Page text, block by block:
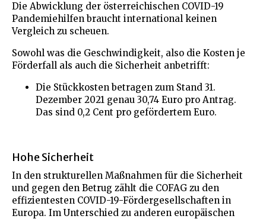
Die Abwicklung der österreichischen COVID-19
Pandemiehilfen braucht international keinen
Vergleich zu scheuen.
Sowohl was die Geschwindigkeit, also die Kosten je
Förderfall als auch die Sicherheit anbetrifft:
Die Stückkosten betragen zum Stand 31.
Dezember 2021 genau 30,74 Euro pro Antrag.
Das sind 0,2 Cent pro gefördertem Euro.
Hohe Sicherheit
In den strukturellen Maßnahmen für die Sicherheit
und gegen den Betrug zählt die COFAG zu den
effizientesten COVID-19-Fördergesellschaften in
Europa. Im Unterschied zu anderen europäischen